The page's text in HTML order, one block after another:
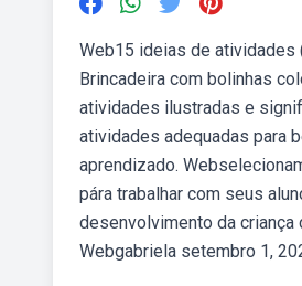
Web15 ideias de atividades
Brincadeira com bolinhas
atividades ilustradas e
atividades adequadas para
aprendizado.
pára trabalhar com seus
desenvolvimento da
Webgabriela setembro 1,